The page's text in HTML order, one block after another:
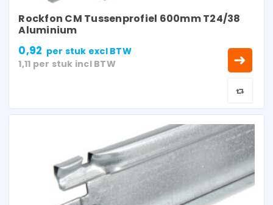
Rockfon CM Tussenprofiel 600mm T24/38
Aluminium
0,92 per stuk excl BTW
1,11 per stuk incl BTW